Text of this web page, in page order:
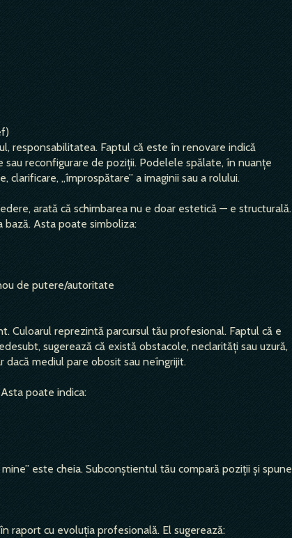
responsabilitatea. Faptul că este în renovare indică
sau reconfigurare de poziții. Podelele spălate, în nuanțe
clarificare, „împrospătare” a imaginii sau a rolului.
arată că schimbarea nu e doar estetică — e structurală.
bază. Asta poate simboliza:
de putere/autoritate
Culoarul reprezintă parcursul tău profesional. Faptul că e
sugerează că există obstacole, neclarități sau uzură,
dacă mediul pare obosit sau neîngrijit.
poate indica:
este cheia. Subconștientul tău compară poziții și spune
raport cu evoluția profesională. El sugerează: